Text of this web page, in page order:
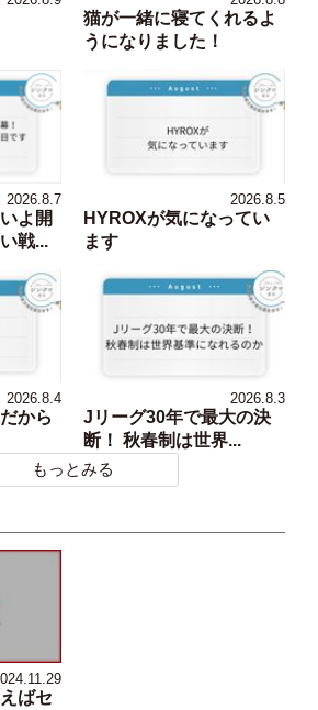
猫が一緒に寝てくれるよ
うになりました！
2026.8.7
よ開
戦...
2026.8.5
HYROXが気になってい
ます
2026.8.4
から
2026.8.3
Jリーグ30年で最大の決
断！ 秋春制は世界...
もっとみる
ばセ